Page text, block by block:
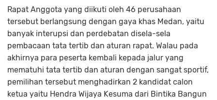
Rapat Anggota yang diikuti oleh 46 perusahaan
tersebut berlangsung dengan gaya khas Medan, yaitu
banyak interupsi dan perdebatan disela-sela
pembacaan tata tertib dan aturan rapat. Walau pada
akhirnya para peserta kembali kepada jalur yang
mematuhi tata tertib dan aturan dengan sangat sportif,
pemilihan tersebut menghadirkan 2 kandidat calon
ketua yaitu Hendra Wijaya Kesuma dari Bintika Bangun